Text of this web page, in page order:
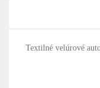
Textilné velúrové